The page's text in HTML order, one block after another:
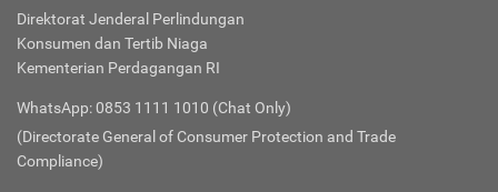
Direktorat Jenderal Perlindungan
Konsumen dan Tertib Niaga
Kementerian Perdagangan RI
WhatsApp: 0853 1111 1010 (Chat Only)
(Directorate General of Consumer Protection and Trade
Compliance)